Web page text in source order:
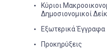
Κύριοι
Δημοσιονομικοί
Εξωτερικά Έγγραφα
Προκηρύξεις